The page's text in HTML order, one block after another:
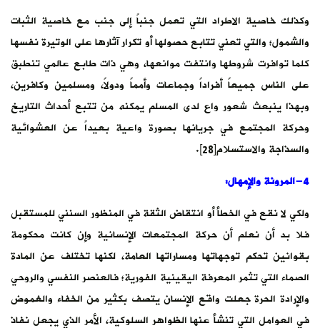
وكذلك خاصية الاطراد التي تعمل جنباً إلى جنب مع خاصية الثبات
والشمول؛ والتي تعني تتابع حصولها أو تكرار آثارها على الوتيرة نفسها
كلما توافرت شروطها وانتفت موانعها، وهي ذات طابع عالمي تنطبق
على الناس جميعاً أفراداً وجماعات وأمماً ودولاً، ومسلمين وكافرين،
وبهذا ينبعث شعور واع لدى المسلم يمكنه من تتبع أحداث التاريخ
وحركة المجتمع في جريانها بصورة واعية بعيداً عن العشوائية
والسذاجة والاستسلام[28].
4-المرونة والإمهال:
ولكي لا نقع في الخطأ أو انتقاض الثقة في المنظور السنني للمستقبل
فلا بد أن نعلم أن حركة المجتمعات الإنسانية وإن كانت محكومة
بقوانين تحكم توجهاتها ومساراتها العامة، لكنها تختلف عن المادة
الصماء التي تثمر المعرفة اليقينية الفورية؛ فالعنصر النفسي والروحي
والإرادة الحرة جعلت واقع الإنسان يتصف بكثير من الخفاء والغموض
في العوامل التي تنشأ عنها الظواهر السلوكية، الأمر الذي يجعل نفاذ